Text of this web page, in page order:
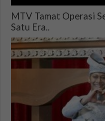
MTV Tamat Operasi
Satu Era..